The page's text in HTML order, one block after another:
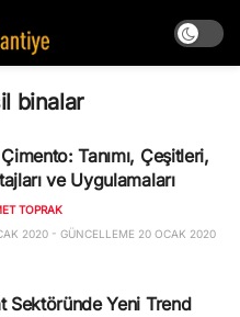
binalar
Tanımı, Çeşitleri,
ve Uygulamaları
TOPRAK
2020 - GÜNCELLEME 20 OCAK 2020
Sektöründe Yeni Trend